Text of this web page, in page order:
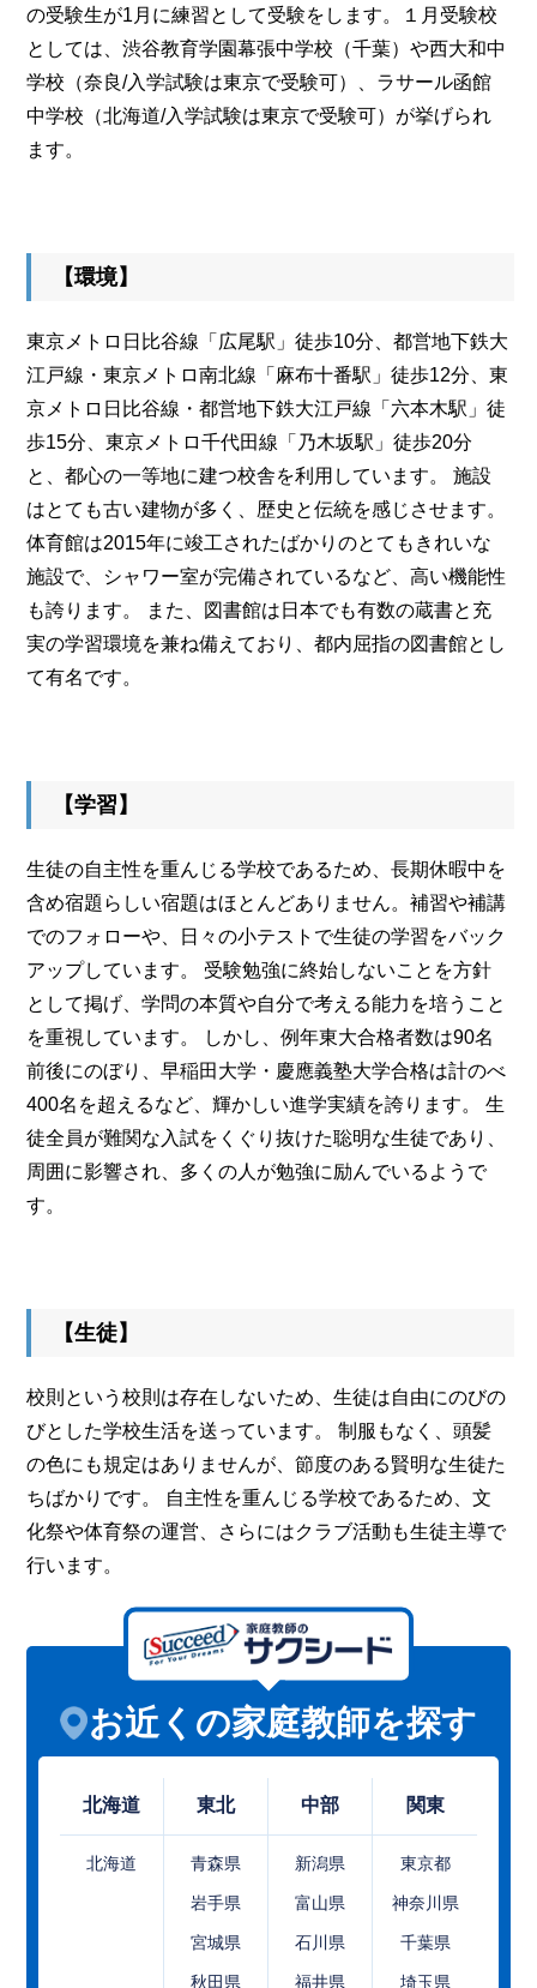
の受験生が1月に練習として受験をします。１月受験校
としては、渋谷教育学園幕張中学校（千葉）や西大和中
学校（奈良/入学試験は東京で受験可）、ラサール函館
中学校（北海道/入学試験は東京で受験可）が挙げられ
ます。
【環境】
東京メトロ日比谷線「広尾駅」徒歩10分、都営地下鉄大
江戸線・東京メトロ南北線「麻布十番駅」徒歩12分、東
京メトロ日比谷線・都営地下鉄大江戸線「六本木駅」徒
歩15分、東京メトロ千代田線「乃木坂駅」徒歩20分
と、都心の一等地に建つ校舎を利用しています。 施設
はとても古い建物が多く、歴史と伝統を感じさせます。
体育館は2015年に竣工されたばかりのとてもきれいな
施設で、シャワー室が完備されているなど、高い機能性
も誇ります。 また、図書館は日本でも有数の蔵書と充
実の学習環境を兼ね備えており、都内屈指の図書館とし
て有名です。
【学習】
生徒の自主性を重んじる学校であるため、長期休暇中を
含め宿題らしい宿題はほとんどありません。補習や補講
でのフォローや、日々の小テストで生徒の学習をバック
アップしています。 受験勉強に終始しないことを方針
として掲げ、学問の本質や自分で考える能力を培うこと
を重視しています。 しかし、例年東大合格者数は90名
前後にのぼり、早稲田大学・慶應義塾大学合格は計のべ
400名を超えるなど、輝かしい進学実績を誇ります。 生
徒全員が難関な入試をくぐり抜けた聡明な生徒であり、
周囲に影響され、多くの人が勉強に励んでいるようで
す。
【生徒】
校則という校則は存在しないため、生徒は自由にのびの
びとした学校生活を送っています。 制服もなく、頭髪
の色にも規定はありませんが、節度のある賢明な生徒た
ちばかりです。 自主性を重んじる学校であるため、文
化祭や体育祭の運営、さらにはクラブ活動も生徒主導で
行います。
お近くの家庭教師を探す
北海道
北海道
東北
青森県
岩手県
宮城県
秋田県
中部
新潟県
富山県
石川県
福井県
関東
東京都
神奈川県
千葉県
埼玉県